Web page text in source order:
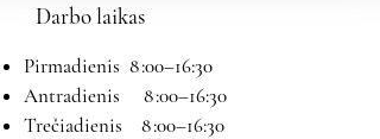
Darbo laikas
Pirmadienis 8 :00–16:30
Antradienis 8 :00–16:30
Trečiadienis 8 :00–16:30